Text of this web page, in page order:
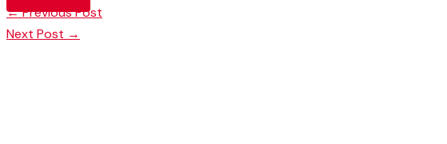
←Previous Post
Next Post →